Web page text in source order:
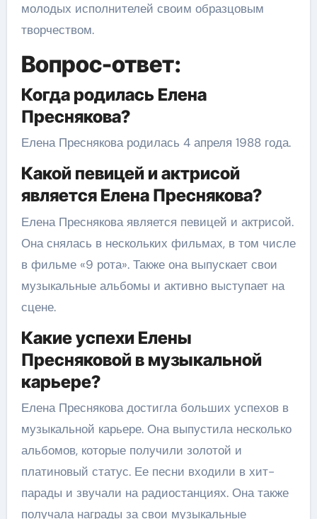
молодых исполнителей своим образцовым
творчеством.
Вопрос-ответ:
Когда родилась Елена
Преснякова?
Елена Преснякова родилась 4 апреля 1988 года.
Какой певицей и актрисой
является Елена Преснякова?
Елена Преснякова является певицей и актрисой.
Она снялась в нескольких фильмах, в том числе
в фильме «9 рота». Также она выпускает свои
музыкальные альбомы и активно выступает на
сцене.
Какие успехи Елены
Пресняковой в музыкальной
карьере?
Елена Преснякова достигла больших успехов в
музыкальной карьере. Она выпустила несколько
альбомов, которые получили золотой и
платиновый статус. Ее песни входили в хит-
парады и звучали на радиостанциях. Она также
получала награды за свои музыкальные